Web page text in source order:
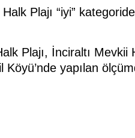
Plajı “iyi”
Plajı, İnciraltı Mevkii
Köyü’nde yapılan